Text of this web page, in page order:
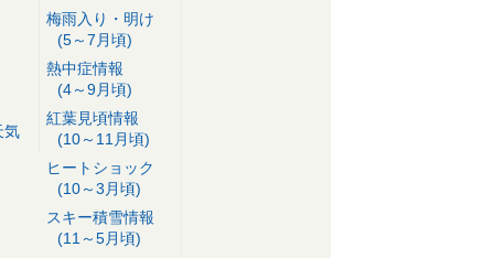
気
梅雨入り・明け
(5～7月頃)
熱中症情報
(4～9月頃)
紅葉見頃情報
(10～11月頃)
ヒートショック
(10～3月頃)
スキー積雪情報
(11～5月頃)